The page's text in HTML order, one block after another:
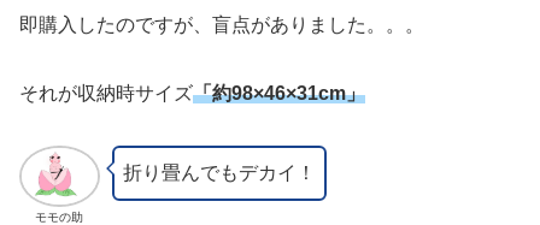
即購入したのですが、盲点がありました。。。
それが収納時サイズ「約98×46×31cm」
モモの助
折り畳んでもデカイ！